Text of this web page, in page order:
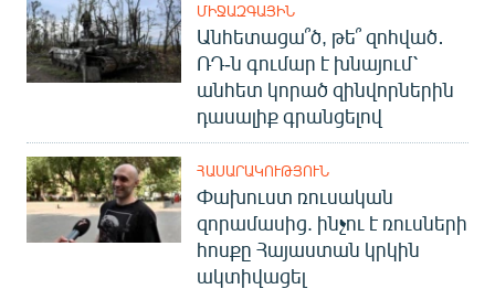
ՀԵՏԵՎԵՔ ՄԵԶ
«Ազատության» բոլոր կայքերը
ՄԻՋԱԶԳԱՅԻՆ
Անհետացա՞ծ, թե՞ զոհված․
ՌԴ-ն գումար է խնայում՝
անհետ կորած զինվորներին
դասալիք գրանցելով
ՀԱՍԱՐԱԿՈՒԹՅՈՒՆ
Փախուստ ռուսական
զորամասից. ինչու է ռուսների
հոսքը Հայաստան կրկին
ակտիվացել